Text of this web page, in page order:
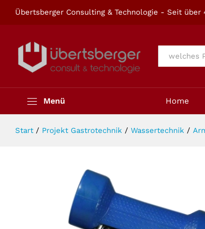
Übertsberger Consulting & Technologie - Seit
Alle
Menü
CNS – Möbel – by
Home
Start / Projekt Gastrotechnik / Wassertechnik /
Beschreibung